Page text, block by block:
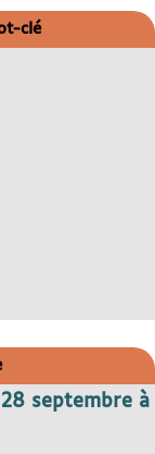
clé
septembre à